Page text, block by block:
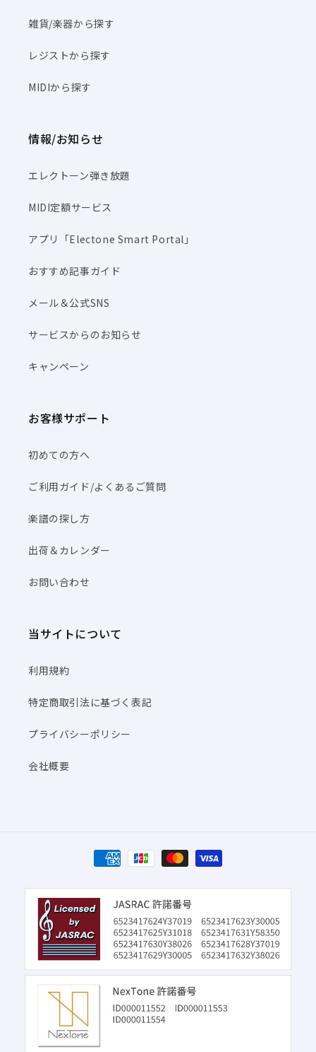
雑貨/楽器から探す
レジストから探す
MIDIから探す
情報/お知らせ
エレクトーン弾き放題
MIDI定額サービス
アプリ「Electone Smart Portal」
おすすめ記事ガイド
メール＆公式SNS
サービスからのお知らせ
キャンペーン
お客様サポート
初めての方へ
ご利用ガイド/よくあるご質問
楽譜の探し方
出荷＆カレンダー
お問い合わせ
当サイトについて
利用規約
特定商取引法に基づく表記
プライバシーポリシー
会社概要
決
済
方
法